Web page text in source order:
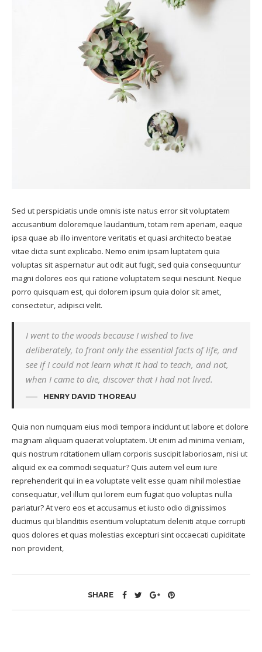
Sed ut perspiciatis unde omnis iste natus error sit voluptatem
accusantium doloremque laudantium, totam rem aperiam, eaque
ipsa quae ab illo inventore veritatis et quasi architecto beatae
vitae dicta sunt explicabo. Nemo enim ipsam luptatem quia
voluptas sit aspernatur aut odit aut fugit, sed quia consequuntur
magni dolores eos qui ratione voluptatem sequi nesciunt. Neque
porro quisquam est, qui dolorem ipsum quia dolor sit amet,
consectetur, adipisci velit.
I went to the woods because I wished to live
deliberately, to front only the essential facts of life, and
see if I could not learn what it had to teach, and not,
when I came to die, discover that I had not lived.
HENRY DAVID THOREAU
Quia non numquam eius modi tempora incidunt ut labore et dolore
magnam aliquam quaerat voluptatem. Ut enim ad minima veniam,
quis nostrum rcitationem ullam corporis suscipit laboriosam, nisi ut
aliquid ex ea commodi sequatur? Quis autem vel eum iure
reprehenderit qui in ea voluptate velit esse quam nihil molestiae
consequatur, vel illum qui lorem eum fugiat quo voluptas nulla
pariatur? At vero eos et accusamus et iusto odio dignissimos
ducimus qui blanditiis esentium voluptatum deleniti atque corrupti
quos dolores et quas molestias excepturi sint occaecati cupiditate
non provident,
SHARE